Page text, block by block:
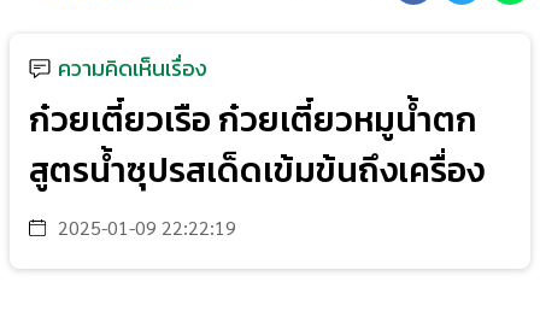
ความคิดเห็นเรื่อง
ก๋วยเตี๋ยวเรือ ก๋วยเตี๋ยวหมูน้ำตก
สูตรน้ำซุปรสเด็ดเข้มข้นถึงเครื่อง
2025-01-09 22:22:19